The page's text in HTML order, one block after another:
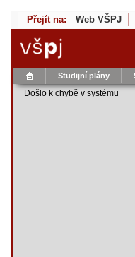
Přejít na: Web VŠPJ
Studijní plány
Došlo k chybě v systému